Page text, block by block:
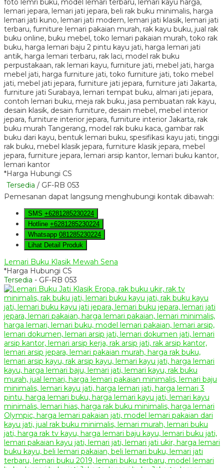
*Harga Hubungi CS
Tersedia / GF-RB 053
Pemesanan dapat langsung menghubungi kontak dibawah:
SMS +6281285230224
Hotline +6281285230224
Whatsapp 081285230224
Lihat Detail Produk
Lemari Buku Klasik Mewah Sena
*Harga Hubungi CS
Tersedia - GF-RB 053